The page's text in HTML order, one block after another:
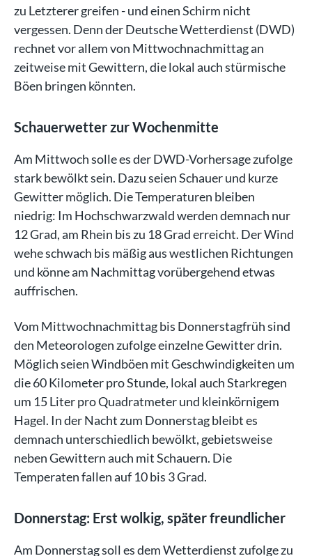
zu Letzterer greifen - und einen Schirm nicht
vergessen. Denn der Deutsche Wetterdienst (DWD)
rechnet vor allem von Mittwochnachmittag an
zeitweise mit Gewittern, die lokal auch stürmische
Böen bringen könnten.
Schauerwetter zur Wochenmitte
Am Mittwoch solle es der DWD-Vorhersage zufolge
stark bewölkt sein. Dazu seien Schauer und kurze
Gewitter möglich. Die Temperaturen bleiben
niedrig: Im Hochschwarzwald werden demnach nur
12 Grad, am Rhein bis zu 18 Grad erreicht. Der Wind
wehe schwach bis mäßig aus westlichen Richtungen
und könne am Nachmittag vorübergehend etwas
auffrischen.
Vom Mittwochnachmittag bis Donnerstagfrüh sind
den Meteorologen zufolge einzelne Gewitter drin.
Möglich seien Windböen mit Geschwindigkeiten um
die 60 Kilometer pro Stunde, lokal auch Starkregen
um 15 Liter pro Quadratmeter und kleinkörnigem
Hagel. In der Nacht zum Donnerstag bleibt es
demnach unterschiedlich bewölkt, gebietsweise
neben Gewittern auch mit Schauern. Die
Temperaten fallen auf 10 bis 3 Grad.
Donnerstag: Erst wolkig, später freundlicher
Am Donnerstag soll es dem Wetterdienst zufolge zu